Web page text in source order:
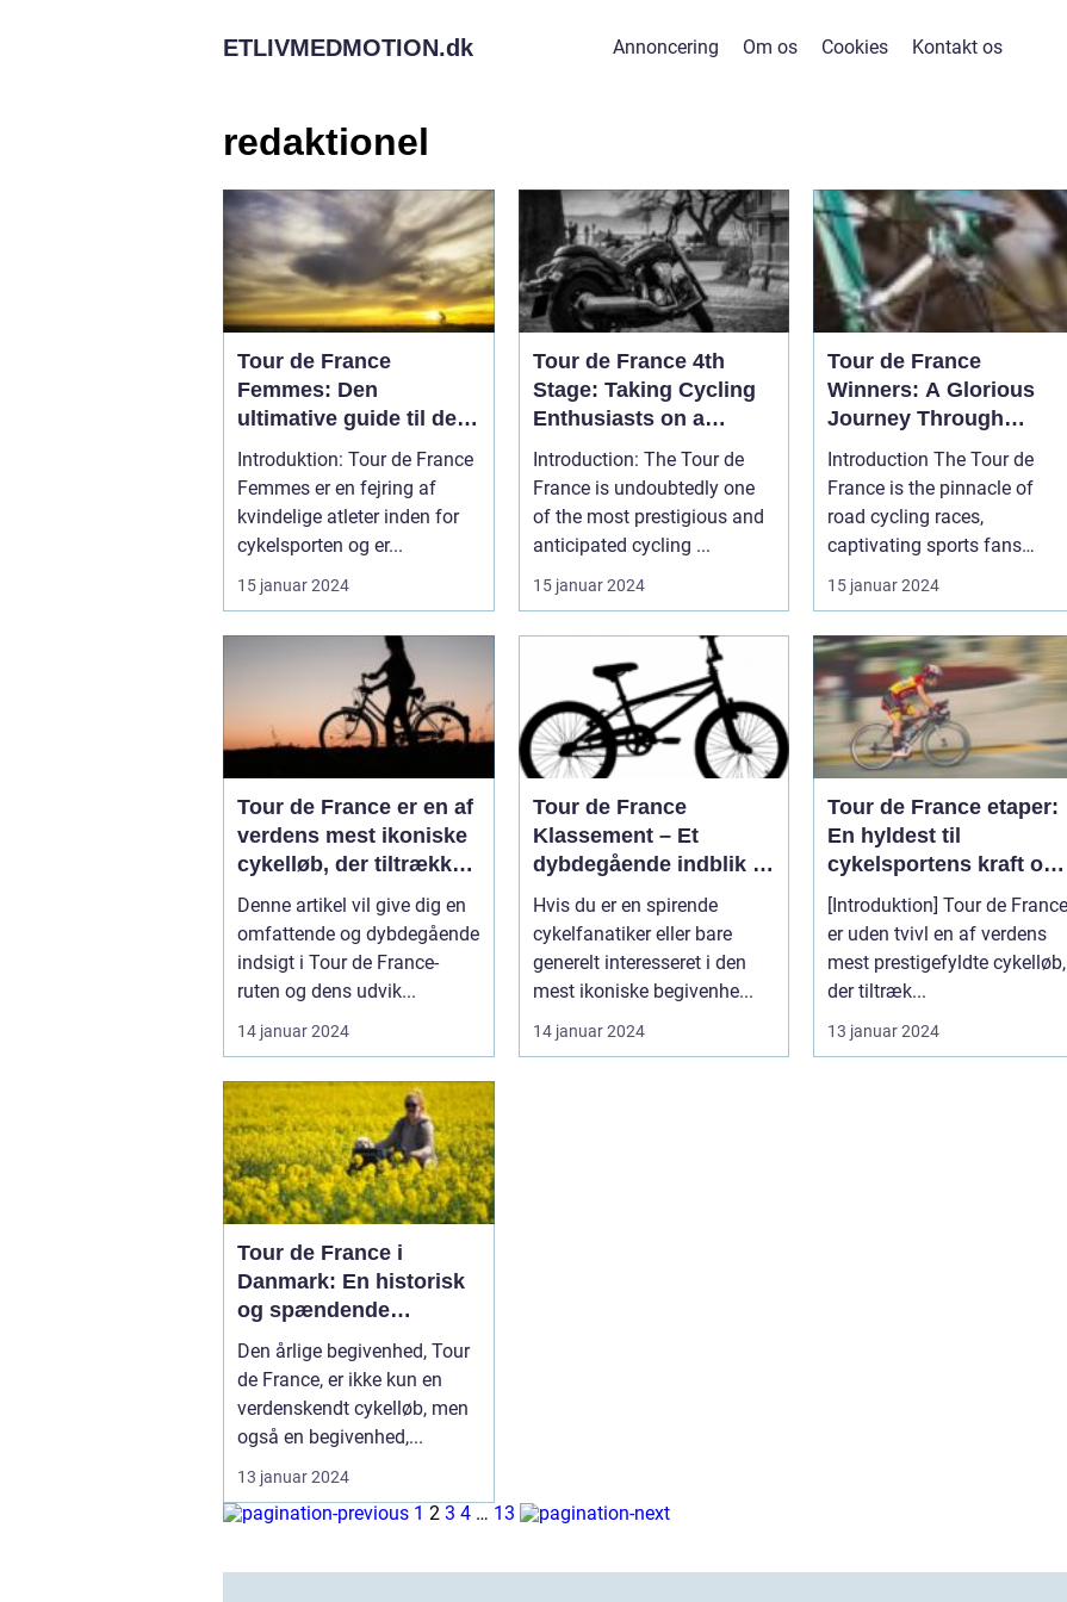
ETLIVMEDMOTION.dk Annoncering Om os Cookies Kontakt os
redaktionel
Tour de France
Femmes: Den
ultimative guide til den
mest prestigefyldte
cykelløb for kvinder
Introduktion: Tour de France
Femmes er en fejring af
kvindelige atleter inden for
cykelsporten og er...
15 januar 2024
Tour de France 4th
Stage: Taking Cycling
Enthusiasts on a
Thrilling Journey
Introduction: The Tour de
France is undoubtedly one
of the most prestigious and
anticipated cycling ...
15 januar 2024
Tour de France
Winners: A Glorious
Journey Through
History
Introduction The Tour de
France is the pinnacle of
road cycling races,
captivating sports fans
aroun...
15 januar 2024
Tour de France er en af
verdens mest ikoniske
cykelløb, der tiltrækker
millioner af seere og
deltagere hvert år
Denne artikel vil give dig en
omfattende og dybdegående
indsigt i Tour de France-
ruten og dens udvik...
14 januar 2024
Tour de France
Klassement – Et
dybdegående indblik i
cykelløbets mest
prestigefyldte
rangering
Hvis du er en spirende
cykelfanatiker eller bare
generelt interesseret i den
mest ikoniske begivenhe...
14 januar 2024
Tour de France etaper:
En hyldest til
cykelsportens kraft og
historie
[Introduktion] Tour de France
er uden tvivl en af verdens
mest prestigefyldte cykelløb,
der tiltræk...
13 januar 2024
Tour de France i
Danmark: En historisk
og spændende
begivenhed for sports-
og fritidsentusiaster
Den årlige begivenhed, Tour
de France, er ikke kun en
verdenskendt cykelløb, men
også en begivenhed,...
13 januar 2024
1 2 3 4 … 13